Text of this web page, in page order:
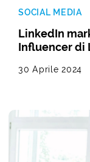
SOCIAL MEDIA
LinkedIn
Influencer di
30 Aprile 2024